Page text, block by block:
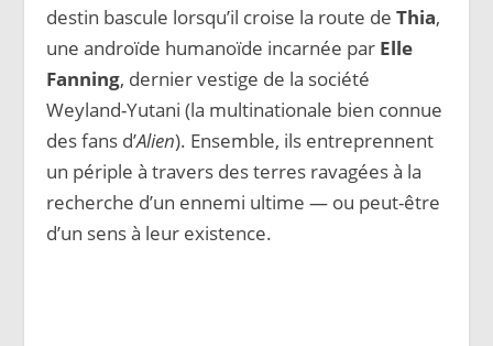
destin bascule lorsqu’il croise la route deThia,
une androïde humanoïde incarnée par Elle
Fanning, dernier vestige de la société
Weyland-Yutani (la multinationale bien connue
des fans d’Alien). Ensemble, ils entreprennent
un périple à travers des terres ravagées à la
recherche d’un ennemi ultime — ou peut-être
d’un sens à leur existence.